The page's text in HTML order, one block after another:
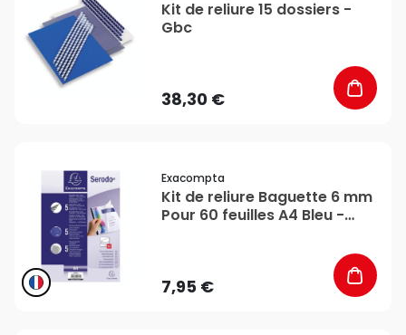
Kit de reliure 15 dossiers -
Gbc
38,30 €
Exacompta
Kit de reliure Baguette 6 mm
Pour 60 feuilles A4 Bleu -
7,95 €